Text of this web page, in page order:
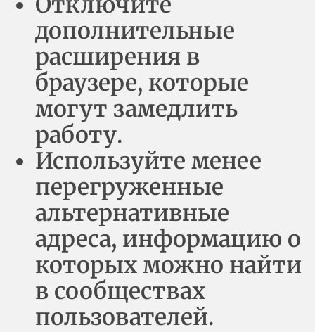
дополнительные
расширения в
браузере, которые
могут замедлить
работу.
Используйте менее
перегруженные
альтернативные
адреса, информацию о
которых можно найти
в сообществах
пользователей.